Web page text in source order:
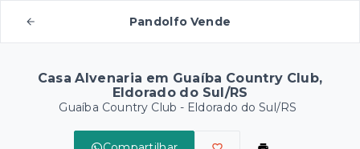
Pandolfo Vende
Casa Alvenaria em Guaíba Country Club,
Eldorado do Sul/RS
Guaíba Country Club - Eldorado do Sul/RS